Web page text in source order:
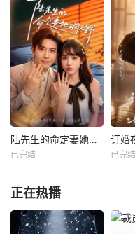
陆先生的命定妻她飒又野
已完结 已完结
正在热播